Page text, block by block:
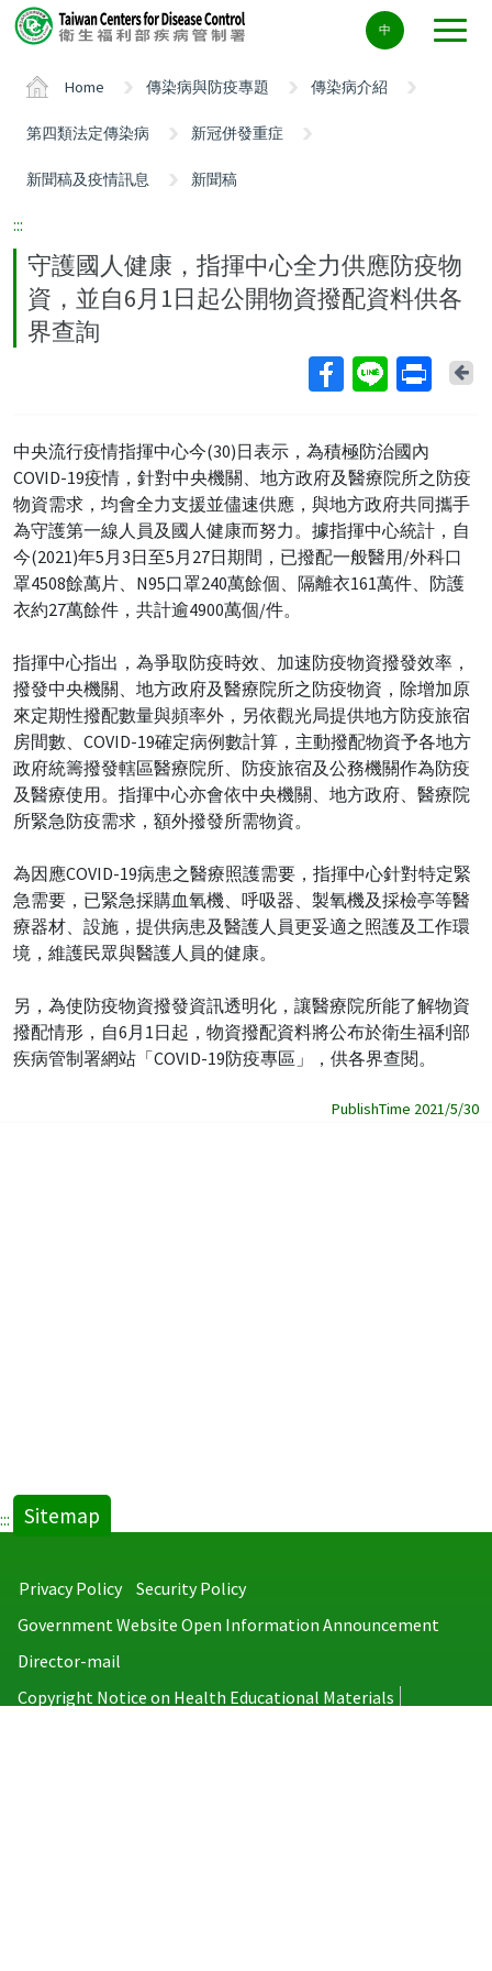
Center
block
中
Home 傳染病與防疫專題 傳染病介紹
第四類法定傳染病 新冠併發重症
新聞稿及疫情訊息 新聞稿
:::
守護國人健康，指揮中心全力供應防疫物
資，並自6月1日起公開物資撥配資料供各
界查詢
中央流行疫情指揮中心今(30)日表示，為積極防治國內
COVID-19疫情，針對中央機關、地方政府及醫療院所之防疫
物資需求，均會全力支援並儘速供應，與地方政府共同攜手
為守護第一線人員及國人健康而努力。據指揮中心統計，自
今(2021)年5月3日至5月27日期間，已撥配一般醫用/外科口
罩4508餘萬片、N95口罩240萬餘個、隔離衣161萬件、防護
衣約27萬餘件，共計逾4900萬個/件。
指揮中心指出，為爭取防疫時效、加速防疫物資撥發效率，
撥發中央機關、地方政府及醫療院所之防疫物資，除增加原
來定期性撥配數量與頻率外，另依觀光局提供地方防疫旅宿
房間數、COVID-19確定病例數計算，主動撥配物資予各地方
政府統籌撥發轄區醫療院所、防疫旅宿及公務機關作為防疫
及醫療使用。指揮中心亦會依中央機關、地方政府、醫療院
所緊急防疫需求，額外撥發所需物資。
為因應COVID-19病患之醫療照護需要，指揮中心針對特定緊
急需要，已緊急採購血氧機、呼吸器、製氧機及採檢亭等醫
療器材、設施，提供病患及醫護人員更妥適之照護及工作環
境，維護民眾與醫護人員的健康。
另，為使防疫物資撥發資訊透明化，讓醫療院所能了解物資
撥配情形，自6月1日起，物資撥配資料將公布於衛生福利部
疾病管制署網站「COVID-19防疫專區」，供各界查閱。
PublishTime 2021/5/30
::: Sitemap
Privacy Policy
Security Policy
Government Website Open Information Announcement
Director-mail
Copyright Notice on Health Educational Materials